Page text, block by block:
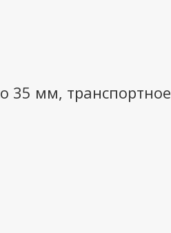
35 мм, транспортное